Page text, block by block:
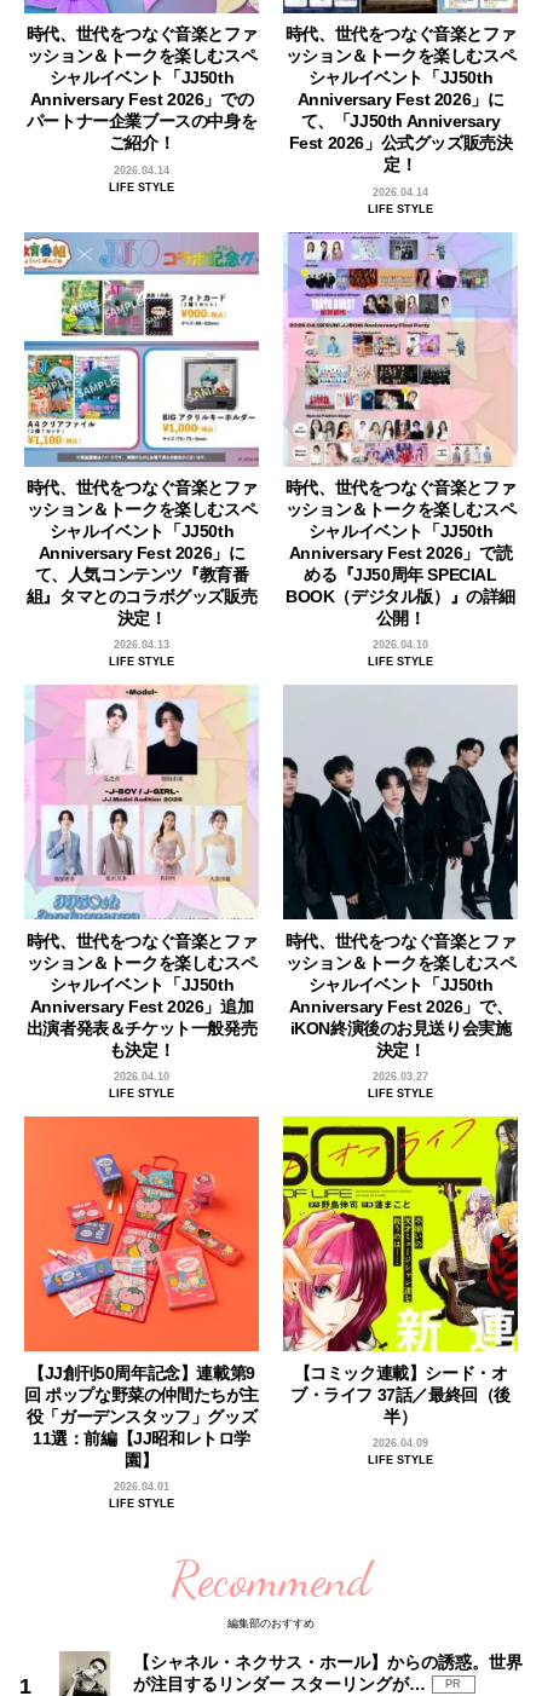
時代、世代をつなぐ音楽とファ
ッション＆トークを楽しむスペ
シャルイベント「JJ50th
Anniversary Fest 2026」での
パートナー企業ブースの中身を
ご紹介！
2026.04.14
LIFE STYLE
時代、世代をつなぐ音楽とファ
ッション＆トークを楽しむスペ
シャルイベント「JJ50th
Anniversary Fest 2026」に
て、「JJ50th Anniversary
Fest 2026」公式グッズ販売決
定！
2026.04.14
LIFE STYLE
時代、世代をつなぐ音楽とファ
ッション＆トークを楽しむスペ
シャルイベント「JJ50th
Anniversary Fest 2026」に
て、人気コンテンツ『教育番
組』タマとのコラボグッズ販売
決定！
2026.04.13
LIFE STYLE
時代、世代をつなぐ音楽とファ
ッション＆トークを楽しむスペ
シャルイベント「JJ50th
Anniversary Fest 2026」で読
める『JJ50周年 SPECIAL
BOOK（デジタル版）』の詳細
公開！
2026.04.10
LIFE STYLE
時代、世代をつなぐ音楽とファ
ッション＆トークを楽しむスペ
シャルイベント「JJ50th
Anniversary Fest 2026」追加
出演者発表＆チケット一般発売
も決定！
2026.04.10
LIFE STYLE
時代、世代をつなぐ音楽とファ
ッション＆トークを楽しむスペ
シャルイベント「JJ50th
Anniversary Fest 2026」で、
iKON終演後のお見送り会実施
決定！
2026.03.27
LIFE STYLE
【JJ創刊50周年記念】連載第9
回 ポップな野菜の仲間たちが主
役「ガーデンスタッフ」グッズ
11選：前編【JJ昭和レトロ学
園】
2026.04.01
LIFE STYLE
【コミック連載】シード・オ
ブ・ライフ 37話／最終回（後
半）
2026.04.09
LIFE STYLE
Recommend
編集部のおすすめ
【シャネル・ネクサス・ホール】からの誘惑。世界
が注目するリンダー スターリングが…
PR